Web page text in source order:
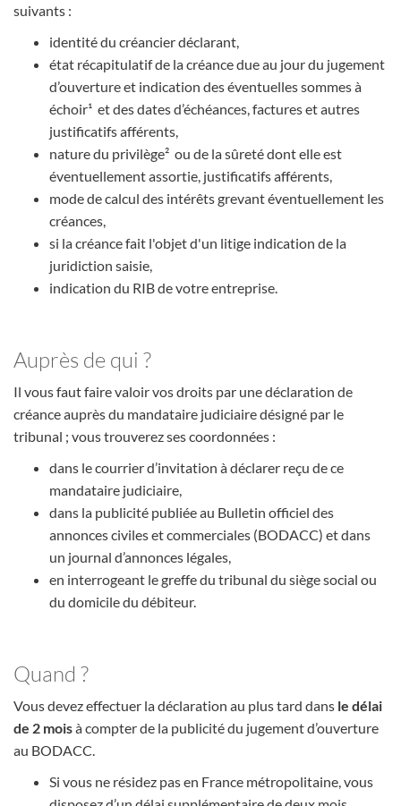
suivants :
identité du créancier déclarant,
état récapitulatif de la créance due au jour du jugement
d’ouverture et indication des éventuelles sommes à
échoir¹ et des dates d’échéances, factures et autres
justificatifs afférents,
nature du privilège² ou de la sûreté dont elle est
éventuellement assortie, justificatifs afférents,
mode de calcul des intérêts grevant éventuellement les
créances,
si la créance fait l'objet d'un litige indication de la
juridiction saisie,
indication du RIB de votre entreprise.
Auprès de qui ?
Il vous faut faire valoir vos droits par une déclaration de
créance auprès du mandataire judiciaire désigné par le
tribunal ; vous trouverez ses coordonnées :
dans le courrier d’invitation à déclarer reçu de ce
mandataire judiciaire,
dans la publicité publiée au Bulletin officiel des
annonces civiles et commerciales (BODACC) et dans
un journal d’annonces légales,
en interrogeant le greffe du tribunal du siège social ou
du domicile du débiteur.
Quand ?
Vous devez effectuer la déclaration au plus tard dans le délai
de 2 moisà compter de la publicité du jugement d’ouverture
au BODACC.
Si vous ne résidez pas en France métropolitaine, vous